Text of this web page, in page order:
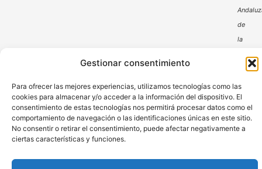
Gestionar consentimiento
Para ofrecer las mejores experiencias, utilizamos tecnologías como las
cookies para almacenar y/o acceder a la información del dispositivo. El
consentimiento de estas tecnologías nos permitirá procesar datos como el
comportamiento de navegación o las identificaciones únicas en este sitio.
No consentir o retirar el consentimiento, puede afectar negativamente a
ciertas características y funciones.
de
la
Aviso Legal Política de Privacidad